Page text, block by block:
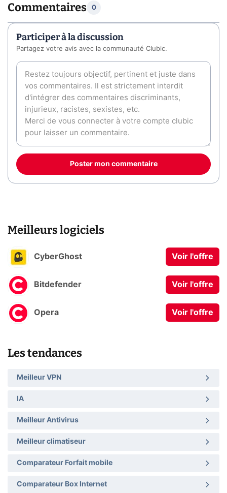
Commentaires 0
Participer à la discussion
Partagez votre avis avec la communauté Clubic.
Poster mon commentaire
Meilleurs logiciels
CyberGhost Voir l'offre
Bitdefender Voir l'offre
Opera Voir l'offre
Les tendances
Meilleur VPN
IA
Meilleur Antivirus
Meilleur climatiseur
Comparateur Forfait mobile
Comparateur Box Internet